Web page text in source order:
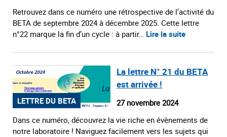
Retrouvez dans ce numéro une rétrospective de l’activité du
BETA de septembre 2024 à décembre 2025. Cette lettre
n°22 marque la fin d’un cycle : à partir… Lire la suite
LETTRE DU BETA
La lettre N° 21 du BETA
est arrivée !
27 novembre 2024
Dans ce numéro, découvrez la vie riche en évènements de
notre laboratoire ! Naviguez facilement vers les sujets qui